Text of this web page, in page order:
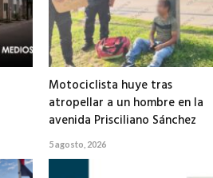
Motociclista huye tras
atropellar a un hombre en la
avenida Prisciliano Sánchez
5 agosto, 2026